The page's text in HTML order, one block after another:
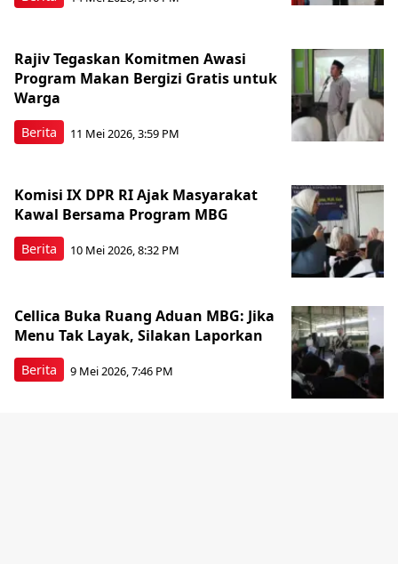
Berita
Rajiv Tegaskan Komitmen Awasi
Program Makan Bergizi Gratis untuk
Warga
11 Mei 2026, 3:59 PM
Berita
Komisi IX DPR RI Ajak Masyarakat
Kawal Bersama Program MBG
10 Mei 2026, 8:32 PM
Berita
Cellica Buka Ruang Aduan MBG: Jika
Menu Tak Layak, Silakan Laporkan
9 Mei 2026, 7:46 PM